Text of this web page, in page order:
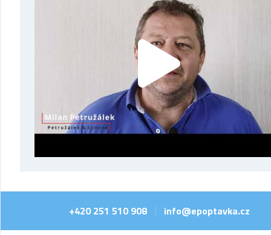
+420 251 510 908 info@epoptavka.cz